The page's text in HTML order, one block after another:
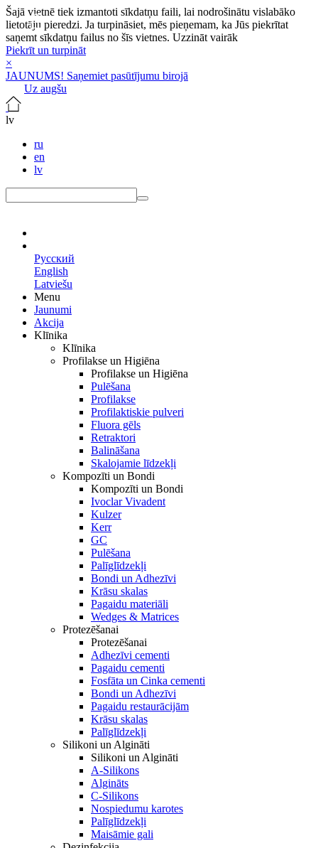
Šajā vietnē tiek izmantoti sīkdatņu faili, lai nodrošinātu vislabāko
lietotāju pieredzi. Ja turpināsiet, mēs pieņemam, ka Jūs piekrītat
saņemt sīkdatņu failus no šīs vietnes. Uzzināt vairāk
Piekrīt un turpināt
×
JAUNUMS! Saņemiet pasūtījumu birojā
Uz augšu
lv
ru
en
lv
Русский
English
Latviešu
Menu
Jaunumi
Akcija
Klīnika
Klīnika
Profilakse un Higiēna
Profilakse un Higiēna
Pulēšana
Profilakse
Profilaktiskie pulveri
Fluora gēls
Retraktori
Balināšana
Skalojamie līdzekļi
Kompozīti un Bondi
Kompozīti un Bondi
Ivoclar Vivadent
Kulzer
Kerr
GC
Pulēšana
Palīglīdzekļi
Bondi un Adhezīvi
Krāsu skalas
Pagaidu materiāli
Wedges & Matrices
Protezēšanai
Protezēšanai
Adhezīvi cementi
Pagaidu cementi
Fosfāta un Cinka cementi
Bondi un Adhezīvi
Pagaidu restaurācijām
Krāsu skalas
Palīglīdzekļi
Silikoni un Algināti
Silikoni un Algināti
A-Silikons
Algināts
C-Silikons
Nospiedumu karotes
Palīglīdzekļi
Maisāmie gali